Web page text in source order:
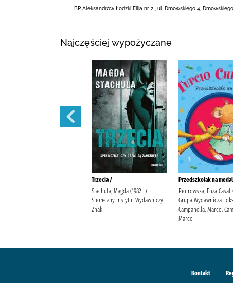
BP Aleksandrów Łodzki Filia nr 2 ul. Dmowskiego 4
Najczęściej wypożyczane
Trzecia /
Stachula, Magda (1982- )
Społeczny Instytut Wydawniczy
Znak
Przedszkolak na
Piotrowska, Eliza
Grupa Wydawnicza
Campanella, Marco.
Marco
Kontakt